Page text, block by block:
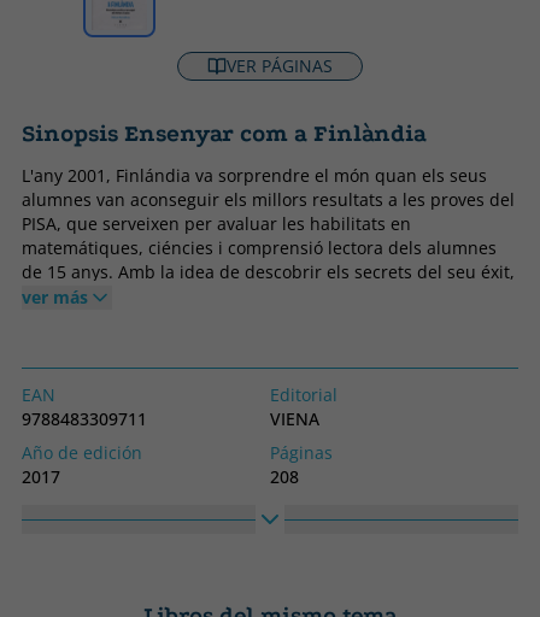
VER PÁGINAS
Sinopsis Ensenyar com a Finlàndia
L'any 2001, Finlándia va sorprendre el món quan els seus
alumnes van aconseguir els millors resultats a les proves del
PISA, que serveixen per avaluar les habilitats en
matemátiques, ciéncies i comprensió lectora dels alumnes
de 15 anys. Amb la idea de descobrir els secrets del seu éxit,
el mestre nord-americá Tim Walker va anar a viure a Hélsinki
va aprendre i revela com es poden aplicar, en qualsevol aula
del món, les millors práctiques de les escoles finlandeses,
que ell resumeix en 33 estratégies senzilles.
ver más
EAN
9788483309711
Editorial
VIENA
Año de edición
2017
Páginas
208
Idioma